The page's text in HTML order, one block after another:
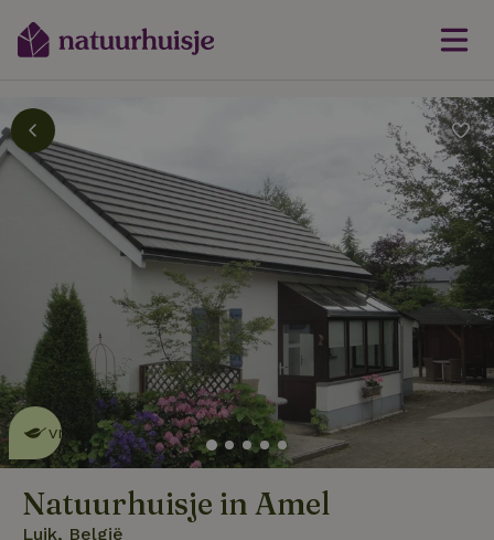
Dit natuurhuisje is eco-
vriendelijklees meer
Natuurhuisje in Amel
Luik, België